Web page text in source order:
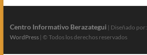
Centro Informativo Berazategui | Diseñado por:
WordPress| © Todos los derechos reservados